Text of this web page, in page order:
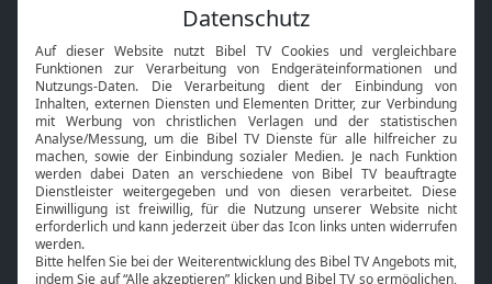
Neuigkeiten
Mobile App
Smart TV
HbbTV
Bibelthek Online-Bibel
Nächster Gottesdienst
Bibel TV
Über uns
Service
Kontakt